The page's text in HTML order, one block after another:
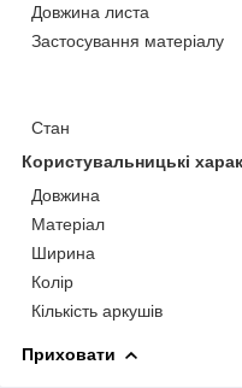
Довжина листа
Застосування матеріалу
Стан
Користувальницькі
Довжина
Матеріал
Ширина
Колір
Кількість аркушів
Приховати